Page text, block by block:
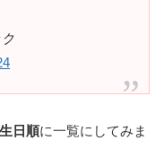
日順に一覧にしてみま